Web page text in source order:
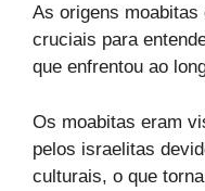
As origens
cruciais para
que enfrentou ao
Os moabitas eram
pelos israelitas
culturais, o que